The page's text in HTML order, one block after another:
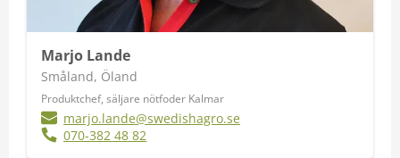
Marjo Lande
Småland, Öland
Produktchef, säljare nötfoder Kalmar
marjo.lande@swedishagro.se
070-382 48 82